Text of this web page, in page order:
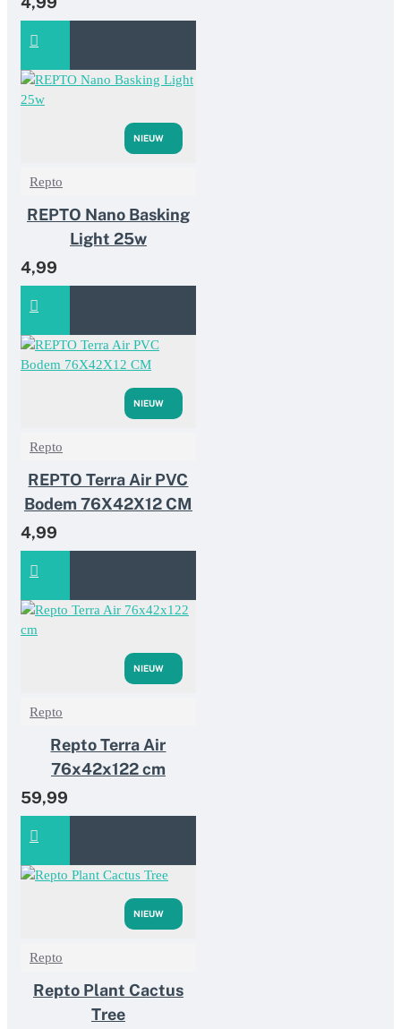
NIEUW
Repto
REPTO Nano Basking
Light 25w
4,99
NIEUW
Repto
REPTO Terra Air PVC
Bodem 76X42X12 CM
4,99
NIEUW
Repto
Repto Terra Air
76x42x122 cm
59,99
NIEUW
Repto
Repto Plant Cactus
Tree